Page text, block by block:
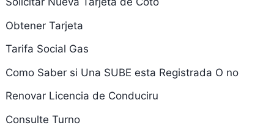
Obtener Tarjeta
Tarifa Social Gas
Como Saber si Una SUBE esta Registrada O no
Renovar Licencia de Conduciru
Consulte Turno